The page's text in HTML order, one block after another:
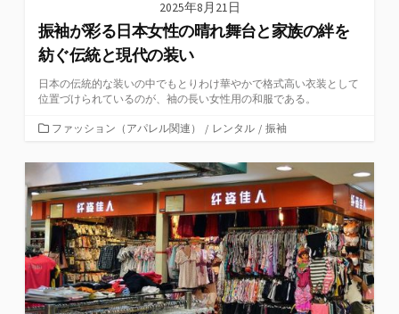
2025年8月21日
振袖が彩る日本女性の晴れ舞台と家族の絆を
紡ぐ伝統と現代の装い
日本の伝統的な装いの中でもとりわけ華やかで格式高い衣装として
位置づけられているのが、袖の長い女性用の和服である。
カ
ゴ
ー
ファッション（アパレル関連） / レンタル / 振袖